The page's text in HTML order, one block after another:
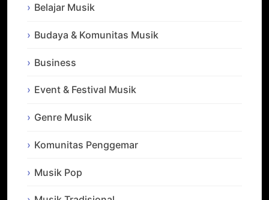
Belajar Musik
Budaya & Komunitas Musik
Business
Event & Festival Musik
Genre Musik
Komunitas Penggemar
Musik Pop